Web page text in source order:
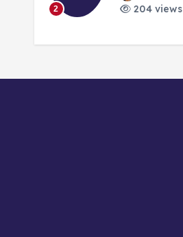
2
204 views